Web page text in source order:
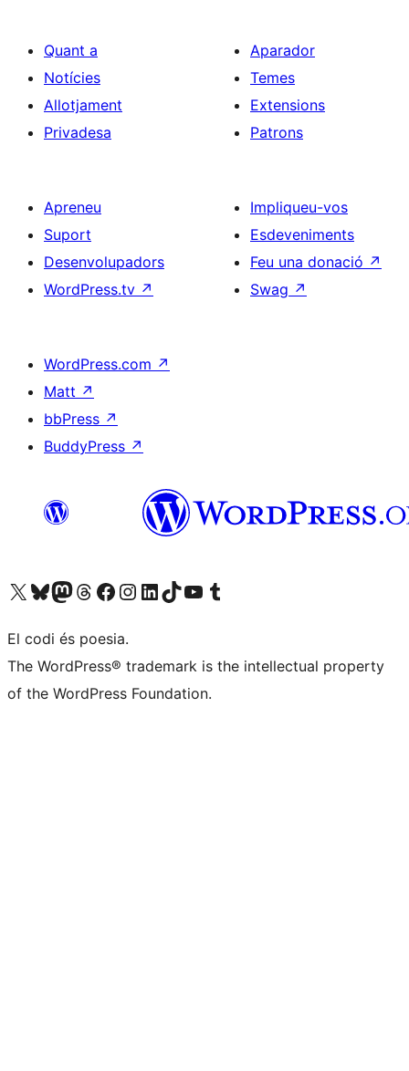
Quant a
Notícies
Allotjament
Privadesa
Aparador
Temes
Extensions
Patrons
Apreneu
Suport
Desenvolupadors
WordPress.tv ↗
Impliqueu-vos
Esdeveniments
Feu una donació ↗
Swag ↗
WordPress.com ↗
Matt ↗
bbPress ↗
BuddyPress ↗
Visiteu el nostre compte X (abans Twitter)
Visiteu el nostre compte de Bluesky
Visiteu el nostre compte al Mastodon
Visiteu el nostre compte de Threads
Visiteu la nostra pàgina al Facebook
Visiteu el nostre compte d'Instagram
Visiteu el nostre compte de LinkedIn
Visiteu el nostre compte de TikTok
Visiteu el nostre canal al YouTube
Visiteu el nostre compte de Tumblr
El codi és poesia.
The WordPress® trademark is the intellectual property
of the WordPress Foundation.